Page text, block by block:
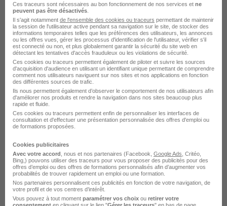
CIB dans le domaine Banque
Crédit Agricole CIB Analyste crédit
Crédit Agricole CIB Gestionnaire de middle office
Crédit Agricole CIB Agent crédit
Crédit Agricole CIB Chargé d'affaires entreprises
Postuler chez Crédit Agricole CIB par
Métier
Business analyst Crédit Agricole CIB
Credit manager Crédit Agricole CIB
Analyste financier Crédit Agricole CIB
Ces traceurs sont nécessaires au bon fonctionnement de nos services et ne
peuvent pas être désactivés
Il s'agit notamment de l'ensemble des cookies ou traceurs permettant de maintenir
la session de l'utilisateur active pendant sa navigation sur le site, de stocker des
informations temporaires telles que les préférences des utilisateurs, les annonces
ou les offres vues, gérer les processus d'identification de l'utilisateur, vérifier s'il
est connecté ou non, et plus globalement garantir la sécurité du site web en
détectant les tentatives d'accès frauduleux ou les violations de sécurité.
Ces cookies ou traceurs permettent également de piloter et suivre les sources
d'acquisition d'audience en utilisant un identifiant unique permettant de comprendre
comment nos utilisateurs naviguent sur nos sites et nos applications en fonction
des différentes sources de trafic.
Ils nous permettent également d’observer le comportement de nos utilisateurs afin
d'améliorer nos produits et rendre la navigation dans nos sites beaucoup plus
rapide et fluide.
Ces cookies ou traceurs permettent enfin de personnaliser les interfaces de
consultation et d'effectuer une présentation personnalisée des offres d'emploi ou
de formations proposées.
Cookies publicitaires
Avec votre accord , nous et nos partenaires (Facebook, Google Ads , Critéo,
Bing,) pouvons utiliser des traceurs pour vous proposer des publicités pour des
offres d’emploi ou des offres de formations personnalisés afin d’augmenter vos
probabilités de trouver rapidement un emploi ou une formation.
Nos partenaires personnalisent ces publicités en fonction de votre navigation, de
votre profil et de vos centres d’intérêt.
Vous pouvez à tout moment paramétrer vos choix ou retirer votre
consentement en cliquant sur le lien "Gérer les traceurs" en bas de page.